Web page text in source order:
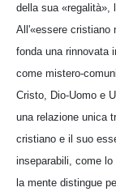
della sua «regalità»,
All'«essere cristiano
fonda una rinnovata
come mistero-
Cristo, Dio-Uomo e
una relazione unica
cristiano e il suo
inseparabili, come
la mente distingue